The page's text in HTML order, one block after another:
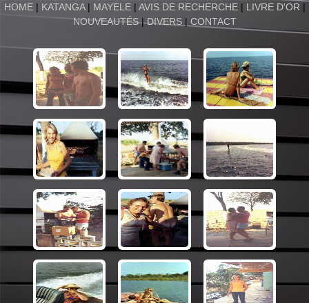
HOME | KATANGA| MAYELE| AVIS DE RECHERCHE| LIVRE D'OR |
NOUVEAUTÉS|DIVERS| CONTACT